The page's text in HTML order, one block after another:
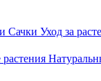
Сачки Уход за